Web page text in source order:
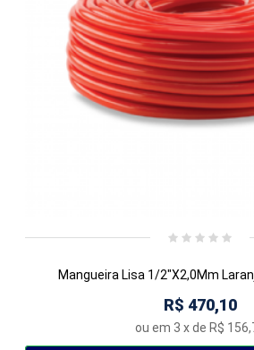
Mangueira Lisa 1/2"X2,0Mm
R$ 470,10
ou em 3 x de R$